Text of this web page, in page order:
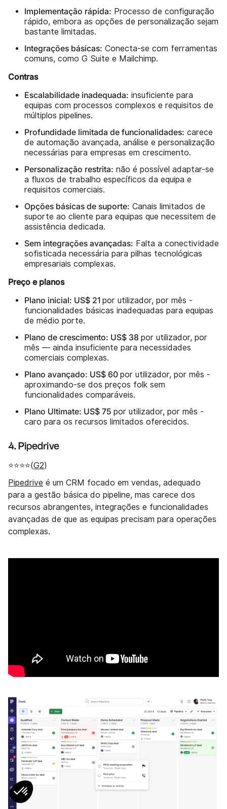
Implementação rápida: Processo de configuração
rápido, embora as opções de personalização sejam
bastante limitadas.
Integrações básicas: Conecta-se com ferramentas
comuns, como G Suite e Mailchimp.
Contras
Escalabilidade inadequada: insuficiente para
equipas com processos complexos e requisitos de
múltiplos pipelines.
Profundidade limitada de funcionalidades: carece
de automação avançada, análise e personalização
necessárias para empresas em crescimento.
Personalização restrita: não é possível adaptar-se
a fluxos de trabalho específicos da equipa e
requisitos comerciais.
Opções básicas de suporte: Canais limitados de
suporte ao cliente para equipas que necessitem de
assistência dedicada.
Sem integrações avançadas: Falta a conectividade
sofisticada necessária para pilhas tecnológicas
empresariais complexas.
Preço e planos
Plano inicial: US$ 21 por utilizador, por mês -
funcionalidades básicas inadequadas para equipas
de médio porte.
Plano de crescimento: US$ 38 por utilizador, por
mês — ainda insuficiente para necessidades
comerciais complexas.
Plano avançado: US$ 60 por utilizador, por mês -
aproximando-se dos preços folk sem
funcionalidades comparáveis.
Plano Ultimate: US$ 75 por utilizador, por mês -
caro para os recursos limitados oferecidos.
4. Pipedrive
⭐⭐⭐⭐(G2)
Pipedrive é um CRM focado em vendas, adequado
para a gestão básica do pipeline, mas carece dos
recursos abrangentes, integrações e funcionalidades
avançadas de que as equipas precisam para operações
complexas.